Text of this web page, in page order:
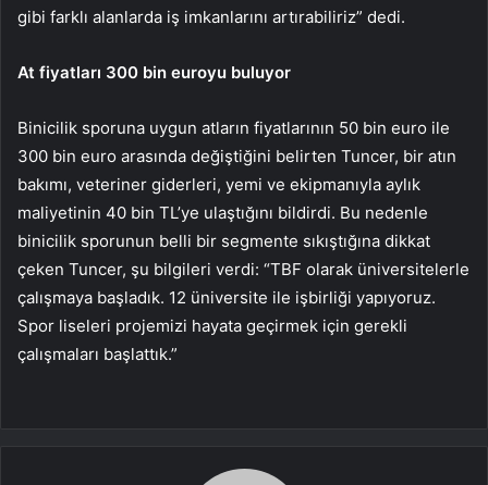
gibi farklı alanlarda iş imkanlarını artırabiliriz” dedi.
At fiyatları 300 bin euroyu buluyor
Binicilik sporuna uygun atların fiyatlarının 50 bin euro ile
300 bin euro arasında değiştiğini belirten Tuncer, bir atın
bakımı, veteriner giderleri, yemi ve ekipmanıyla aylık
maliyetinin 40 bin TL’ye ulaştığını bildirdi. Bu nedenle
binicilik sporunun belli bir segmente sıkıştığına dikkat
çeken Tuncer, şu bilgileri verdi: “TBF olarak üniversitelerle
çalışmaya başladık. 12 üniversite ile işbirliği yapıyoruz.
Spor liseleri projemizi hayata geçirmek için gerekli
çalışmaları başlattık.”